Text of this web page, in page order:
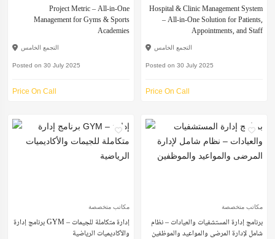
Project Metric – All-in-One
Management for Gyms & Sports
Academies
التجمع الخامس
Posted on 30 July 2025
Price On Call
Hospital & Clinic Management System
– All-in-One Solution for Patients,
Appointments, and Staff
التجمع الخامس
Posted on 30 July 2025
Price On Call
مكاتب متخصصة
برنامج إدارة GYM – إدارة متكاملة للجيمات
والأكاديميات الرياضية
مكاتب متخصصة
برنامج إدارة المستشفيات والعيادات – نظام
شامل لإدارة المرضى والمواعيد والموظفين